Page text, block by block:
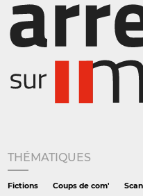
THÉMATIQUES
Fictions Coups de com'